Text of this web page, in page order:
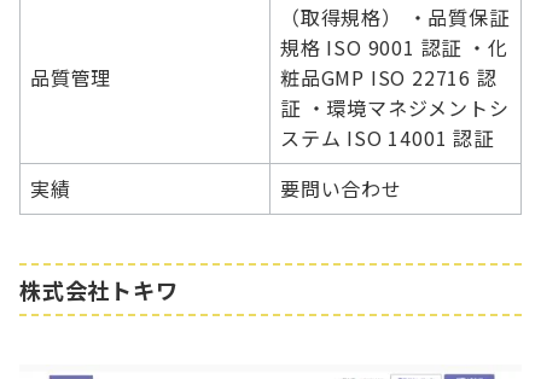
品質管理
（取得規格） ・品質保証
規格 ISO 9001 認証 ・化
粧品GMP ISO 22716 認
証 ・環境マネジメントシ
ステム ISO 14001 認証
実績
要問い合わせ
株式会社トキワ